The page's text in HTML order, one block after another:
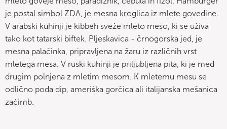
je postal simbol ZDA, je mesna kroglica iz mlete govedine.
V arabski kuhinji je kibbeh sveže mleto meso, ki se uživa
tako kot tatarski biftek. Pljeskavica - črnogorska jed, je
mesna palačinka, pripravljena na žaru iz različnih vrst
mletega mesa. V ruski kuhinji je priljubljena pita, ki je med
drugim polnjena z mletim mesom. K mletemu mesu se
odlično poda dip, ameriška gorčica ali italijanska mešanica
začimb.